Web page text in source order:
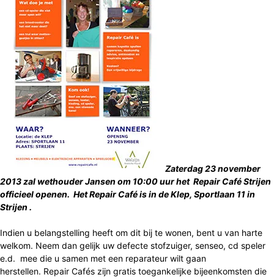
Zaterdag 23 november
2013 zal wethouder Jansen om 10:00 uur het Repair Café Strijen
officieel openen. Het Repair Café is in de Klep, Sportlaan 11 in
Strijen .
Indien u belangstelling heeft om dit bij te wonen, bent u van harte
welkom. Neem dan gelijk uw defecte stofzuiger, senseo, cd speler
e.d. mee die u samen met een reparateur wilt gaan
herstellen. Repair Cafés zijn gratis toegankelijke bijeenkomsten die